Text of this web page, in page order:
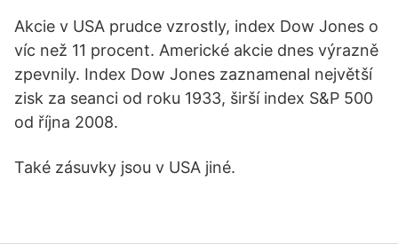
Akcie v USA prudce vzrostly, index Dow Jones o
víc než 11 procent. Americké akcie dnes výrazně
zpevnily. Index Dow Jones zaznamenal největší
zisk za seanci od roku 1933, širší index S&P 500
od října 2008.
Také zásuvky jsou v USA jiné.